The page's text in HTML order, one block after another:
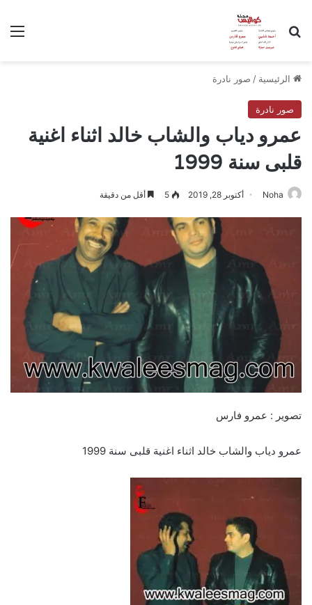
بحث عن
الرئيسية / صور نادرة
صور نادرة
عمرو دياب والشاب خالد اثناء اغنية
قلبى سنة 1999
Noha أكتوبر 28, 2019 5 أقل من دقيقة
تصوير : عمرو فارس
عمرو دياب والشاب خالد اثناء اغنية قلبى سنة 1999